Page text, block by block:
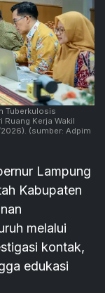
Tuberkulosis
Ruang Kerja Wakil
(sumber: Adpim
Lampung
Kabupaten
melalui
kontak,
edukasi